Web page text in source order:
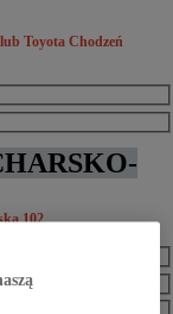
Toyota Chodzeń
102